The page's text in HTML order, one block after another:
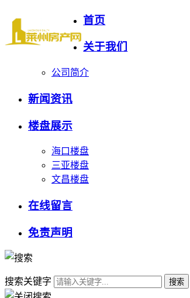
首页
关于我们
公司简介
新闻资讯
楼盘展示
海口楼盘
三亚楼盘
文昌楼盘
在线留言
免责声明
搜索关键字